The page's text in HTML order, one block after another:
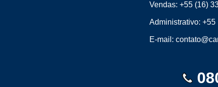
Vendas:+55 (16)
Administrativo:+55
E-mail: